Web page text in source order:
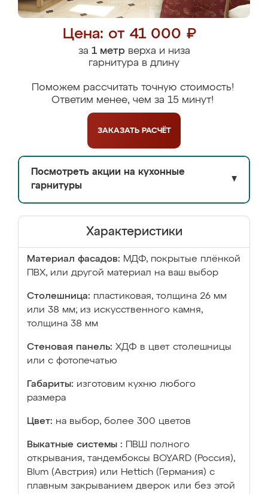
Цена: от 41 000 ₽
за 1 метрверха и низа
гарнитура в длину
Поможем рассчитать точную стоимость!
Ответим менее, чем за 15 минут!
ЗАКАЗАТЬ РАСЧЁТ
Посмотреть акции на кухонные
гарнитуры
▼
Характеристики
Материал фасадов: МДФ, покрытые плёнкой
ПВХ, или другой материал на ваш выбор
Столешница: пластиковая, толщина 26 мм
или 38 мм; из искусственного камня,
толщина 38 мм
Стеновая панель: ХДФ в цвет столешницы
или с фотопечатью
Габариты: изготовим кухню любого
размера
Цвет: на выбор, более 300 цветов
Выкатные системы :
ПВШ полного
открывания, тандембоксы BOYARD (Россия),
Blum (Австрия) или Hettich (Германия) с
плавным закрыванием дверок или без этой